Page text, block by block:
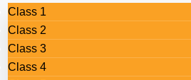
Class 1
Class 2
Class 3
Class 4